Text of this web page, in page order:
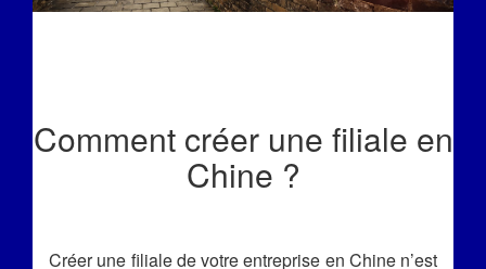
Comment créer une filiale en
Chine ?
Créer une filiale de votre entreprise en Chine n’est